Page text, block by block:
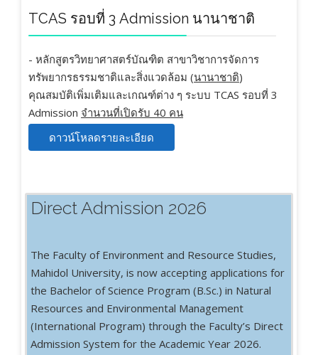
TCAS รอบที่ 3 Admission นานาชาติ
- หลักสูตรวิทยาศาสตร์บัณฑิต สาขาวิชาการจัดการ
ทรัพยากรธรรมชาติและสิ่งแวดล้อม (นานาชาติ)
คุณสมบัติเพิ่มเติมและเกณฑ์ต่าง ๆ ระบบ TCAS รอบที่ 3
Admission จำนวนที่เปิดรับ 40 คน
ดาวน์โหลดรายละเอียด
Direct Admission 2026
The Faculty of Environment and Resource Studies,
Mahidol University, is now accepting applications for
the Bachelor of Science Program (B.Sc.) in Natural
Resources and Environmental Management
(International Program) through the Faculty’s Direct
Admission System for the Academic Year 2026.